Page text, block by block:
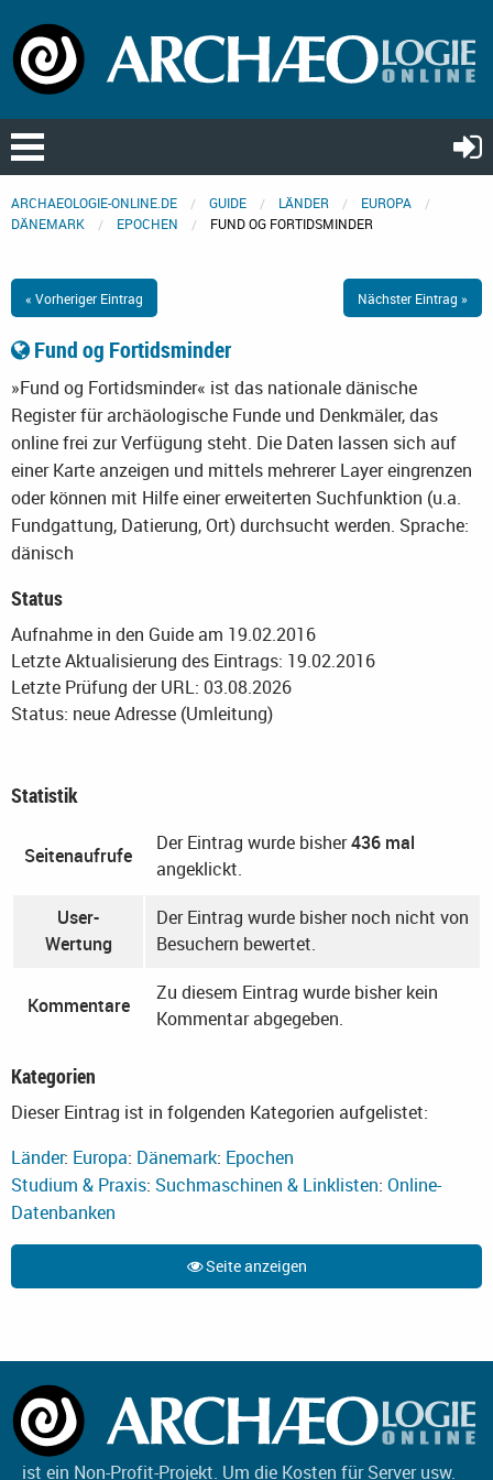
ARCHAEOLOGIE-ONLINE.DE GUIDE LÄNDER
EUROPA
DÄNEMARK
EPOCHEN FUND OG FORTIDSMINDER
« Vorheriger Eintrag Nächster Eintrag »
Fund og Fortidsminder
»Fund og Fortidsminder« ist das nationale dänische
Register für archäologische Funde und Denkmäler, das
online frei zur Verfügung steht. Die Daten lassen sich auf
einer Karte anzeigen und mittels mehrerer Layer eingrenzen
oder können mit Hilfe einer erweiterten Suchfunktion (u.a.
Fundgattung, Datierung, Ort) durchsucht werden. Sprache:
dänisch
Status
Aufnahme in den Guide am 19.02.2016
Letzte Aktualisierung des Eintrags: 19.02.2016
Letzte Prüfung der URL: 03.08.2026
Status: neue Adresse (Umleitung)
Statistik
Seitenaufrufe
Der Eintrag wurde bisher436 mal
angeklickt.
User-
Wertung
Der Eintrag wurde bisher noch nicht von
Besuchern bewertet.
Kommentare
Zu diesem Eintrag wurde bisher kein
Kommentar abgegeben.
Kategorien
Dieser Eintrag ist in folgenden Kategorien aufgelistet:
Länder: Europa: Dänemark: Epochen
Studium & Praxis: Suchmaschinen & Linklisten: Online-
Datenbanken
Seite anzeigen
ist ein Non-Profit-Projekt. Um die Kosten für Server usw.